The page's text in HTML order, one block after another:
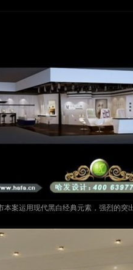
本案运用现代黑白经典元素，强烈的突